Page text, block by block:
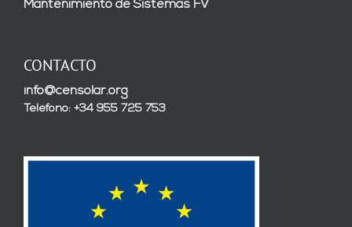
Mantenimiento de Sistemas FV
CONTACTO
info@censolar.org
Teléfono: +34 955 725 753